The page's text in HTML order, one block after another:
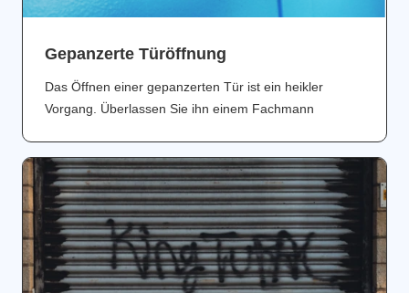
Gepanzerte Türöffnung
Das Öffnen einer gepanzerten Tür ist ein heikler
Vorgang. Überlassen Sie ihn einem Fachmann